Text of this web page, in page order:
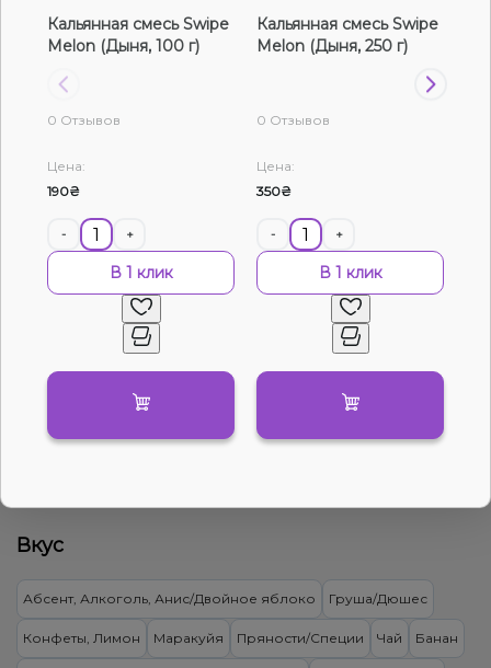
Жидкости для электронных сигарет
Подарочные наборы
Табак Fusion Medium Melon (Дыня, 100 г)
Вкус
Абсент, Алкоголь, Анис/Двойное яблоко Груша/Дюшес
Конфеты, Лимон Маракуйя Пряности/Специи Чай Банан
Кальянная смесь Swipe
Melon (Дыня, 100 г)
0 Отзывов
Цена:
190₴
- +
В 1 клик
Кальянная смесь Swipe
Melon (Дыня, 250 г)
0 Отзывов
Цена:
350₴
- +
В 1 клик